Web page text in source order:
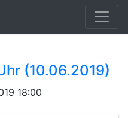
(10.06.2019)
18:00